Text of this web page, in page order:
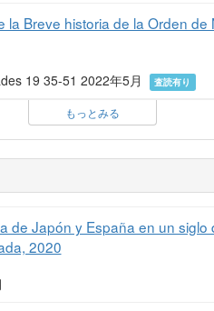
Breve historia de la Orden
19 35-51 2022年5月
査読有り
もっとみる
de Japón y España en un siglo
2020